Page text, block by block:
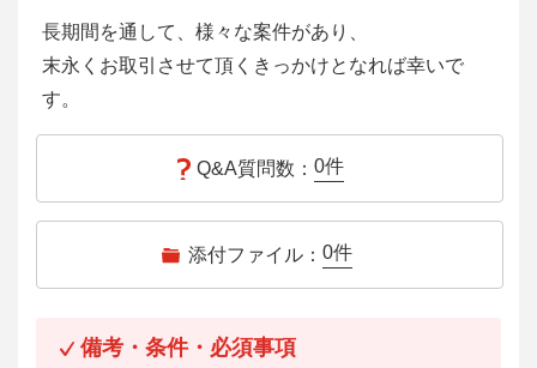
長期間を通して、様々な案件があり、
末永くお取引させて頂くきっかけとなれば幸いで
す。
Q&A質問数： 0件
添付ファイル： 0件
備考・条件・必須事項